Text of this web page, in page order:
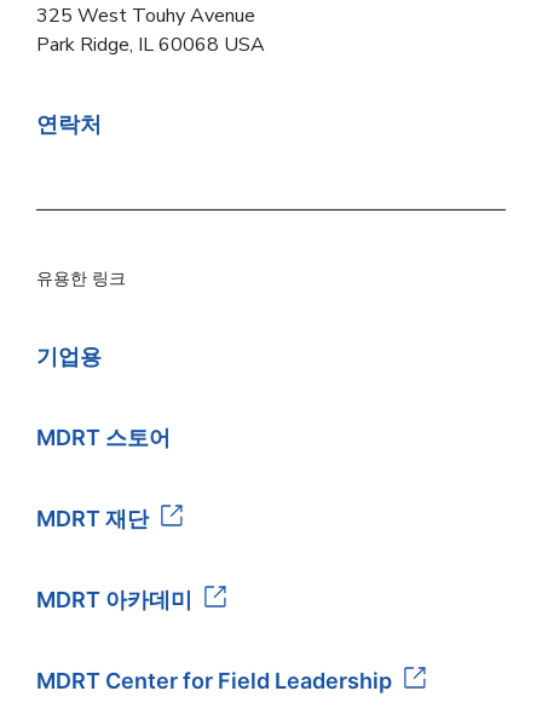
325 West Touhy Avenue
Park Ridge, IL 60068 USA
연락처
유용한 링크
기업용
MDRT 스토어
MDRT 재단
MDRT 아카데미
MDRT Center for Field Leadership